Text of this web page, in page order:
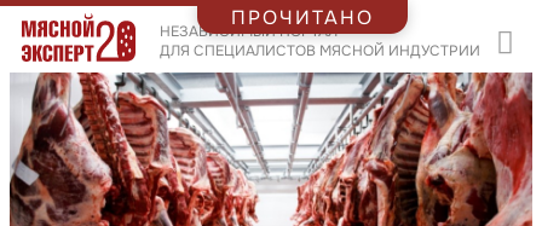
НЕЗАВИСИМЫЙ ПОРТАЛ
ДЛЯ СПЕЦИАЛИСТОВ МЯСНОЙ ИНДУСТРИИ
ПРОЧИТАНО